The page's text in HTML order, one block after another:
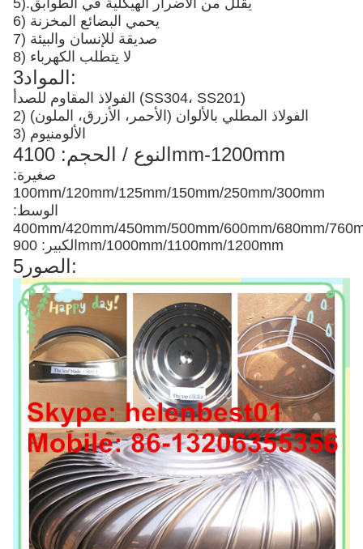
5).يقلل من الأضرار الهيكلية في الطوابق
6) يحمي البضائع المخزنة
7) صديقة للإنسان والبيئة
8) لا يتطلب الكهرباء
3المواد:
الفولاذ المقاوم للصدأ (SS304، SS201)
2) الفولاذ المطلي بالألوان (الأحمر، الأزرق، الملون)
3) الألومنيوم
4النوع / الحجم: 100mm-1200mm
صغيرة:
100mm/120mm/125mm/150mm/250mm/300mm
الوسط:
400mm/420mm/450mm/500mm/600mm/680mm/
الكبير: 900mm/1000mm/1100mm/1200mm
5الصور: